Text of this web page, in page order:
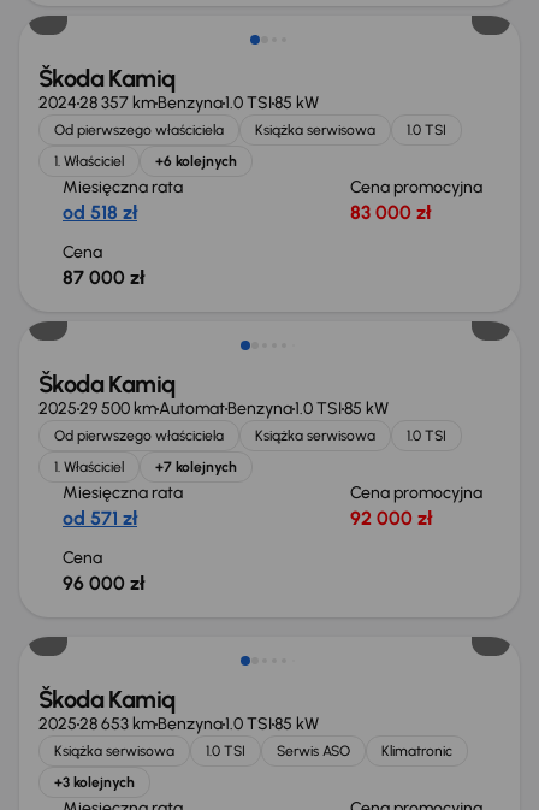
Škoda Kamiq
202428 357 kmBenzyna1.0 TSI85 kW
Od pierwszego właściciela Książka serwisowa
1.0 TSI
1. Właściciel
+6 kolejnych
Miesięczna rata
od 518 zł
Cena promocyjna
83 000 zł
Cena
87 000 zł
Od nowego taniej o 17 000 zł
Škoda Kamiq
202529 500 kmAutomatBenzyna1.0 TSI85 kW
Od pierwszego właściciela Książka serwisowa
1.0 TSI
1. Właściciel
+7 kolejnych
Miesięczna rata
od 571 zł
Cena promocyjna
92 000 zł
Cena
96 000 zł
Škoda Kamiq
202528 653 kmBenzyna1.0 TSI85 kW
Książka serwisowa 1.0 TSI Serwis ASO
Klimatronic
+3 kolejnych